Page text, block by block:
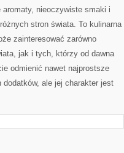
aromaty, nieoczywiste smaki i
stron świata. To kulinarna
zainteresować zarówno
jak i tych, którzy od dawna
odmienić nawet najprostsze
ale jej charakter jest